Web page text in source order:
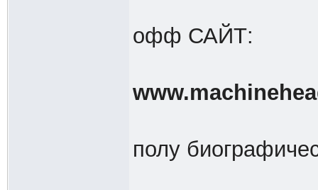
офф САЙТ:
полу